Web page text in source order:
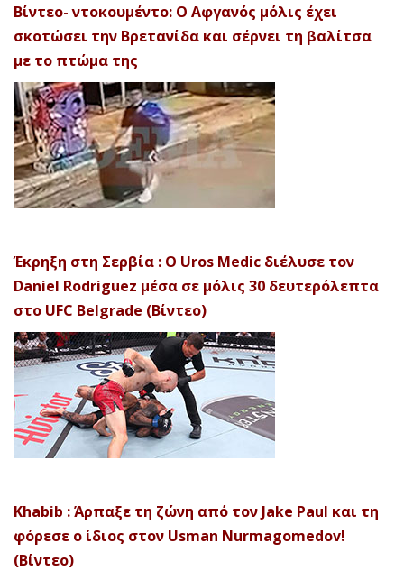
Βίντεο- ντοκουμέντο: Ο Αφγανός μόλις έχει
σκοτώσει την Βρετανίδα και σέρνει τη βαλίτσα
με το πτώμα της
Έκρηξη στη Σερβία : Ο Uros Medic διέλυσε τον
Daniel Rodriguez μέσα σε μόλις 30 δευτερόλεπτα
στο UFC Belgrade (Βίντεο)
Khabib : Άρπαξε τη ζώνη από τον Jake Paul και τη
φόρεσε ο ίδιος στον Usman Nurmagomedov!
(Βίντεο)